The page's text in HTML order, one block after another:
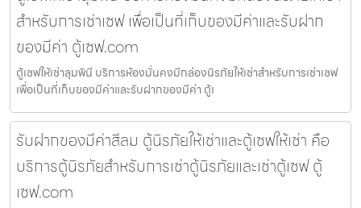
สำหรับการเช่าเซฟ เพื่อเป็นที่เก็บของมีค่าและรับฝาก
ของมีค่า ตู้เซฟ.com
ตู้เซฟให้เช่าลุมพินี บริการห้องมั่นคงมีกล่องนิรภัยให้เช่าสำหรับการเช่าเซฟ
เพื่อเป็นที่เก็บของมีค่าและรับฝากของมีค่า ตู้เ
รับฝากของมีค่าสีลม ตู้นิรภัยให้เช่าและตู้เซฟให้เช่า คือ
บริการตู้นิรภัยสำหรับการเช่าตู้นิรภัยและเช่าตู้เซฟ ตู้
เซฟ.com